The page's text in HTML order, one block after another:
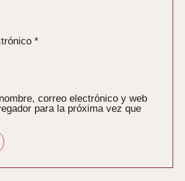
*
correo electrónico y web
para la próxima vez que